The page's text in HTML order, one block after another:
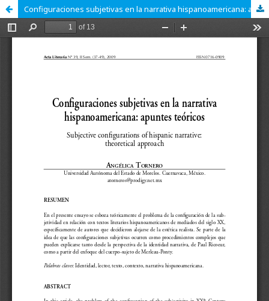
Configuraciones subjetivas en la narrativa hispanoamericana: apuntes teóricos